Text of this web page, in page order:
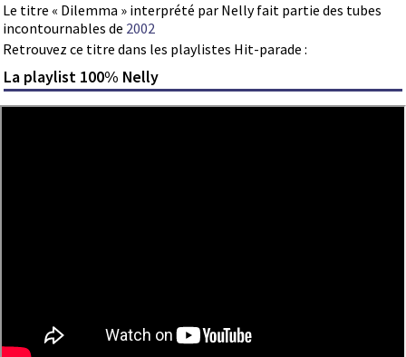
Le titre « Dilemma » interprété par Nelly fait partie des tubes
incontournables de 2002
Retrouvez ce titre dans les playlistes Hit-parade :
La playlist 100% Nelly